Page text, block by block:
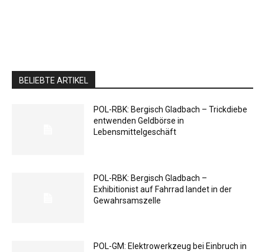
BELIEBTE ARTIKEL
POL-RBK: Bergisch Gladbach – Trickdiebe
entwenden Geldbörse in
Lebensmittelgeschäft
POL-RBK: Bergisch Gladbach –
Exhibitionist auf Fahrrad landet in der
Gewahrsamszelle
POL-GM: Elektrowerkzeug bei Einbruch in